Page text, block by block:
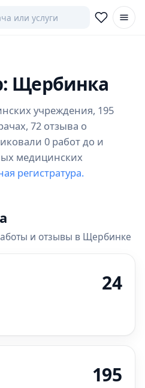
Щербинка
учреждения, 195
72 отзыва о
0 работ до и
медицинских
регистратура.
и отзывы в Щербинке
24
195